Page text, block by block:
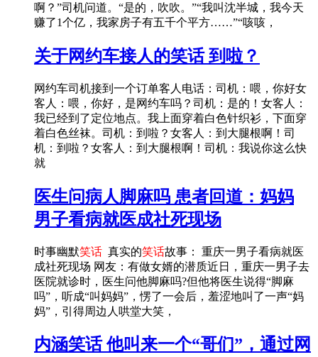
啊？”司机问道。“是的，吹吹。”“我叫沈半城，我今天
赚了1个亿，我家房子有五千个平方……”“咳咳，
关于网约车接人的笑话 到啦？
网约车司机接到一个订单客人电话：司机：喂，你好女
客人：喂，你好，是网约车吗？司机：是的！女客人：
我已经到了定位地点。我上面穿着白色针织衫，下面穿
着白色丝袜。司机：到啦？女客人：到大腿根啊！司
机：到啦？女客人：到大腿根啊！司机：我说你这么快
就
医生问病人脚麻吗 患者回道：妈妈
男子看病就医成社死现场
时事幽默笑话 真实的笑话故事： 重庆一男子看病就医
成社死现场 网友：有做女婿的潜质近日，重庆一男子去
医院就诊时，医生问他脚麻吗?但他将医生说得“脚麻
吗”，听成“叫妈妈”，愣了一会后，羞涩地叫了一声“妈
妈”，引得周边人哄堂大笑，
内涵笑话 他叫来一个“哥们”，通过网